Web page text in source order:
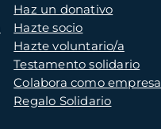
Haz un donativo
Hazte socio
Hazte voluntario/a
Testamento solidario
Colabora como empresa
Regalo Solidario